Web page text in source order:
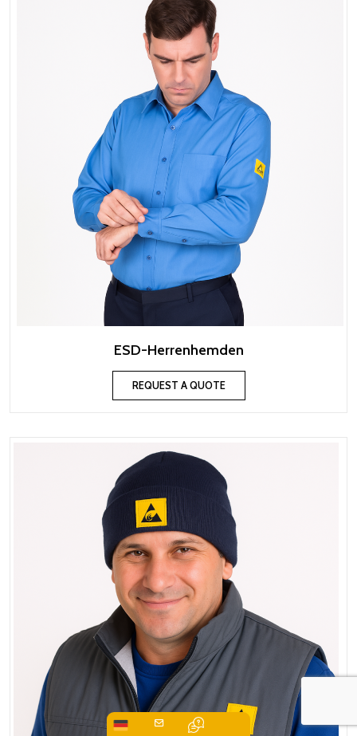
ESD-Herrenhemden
REQUEST A QUOTE